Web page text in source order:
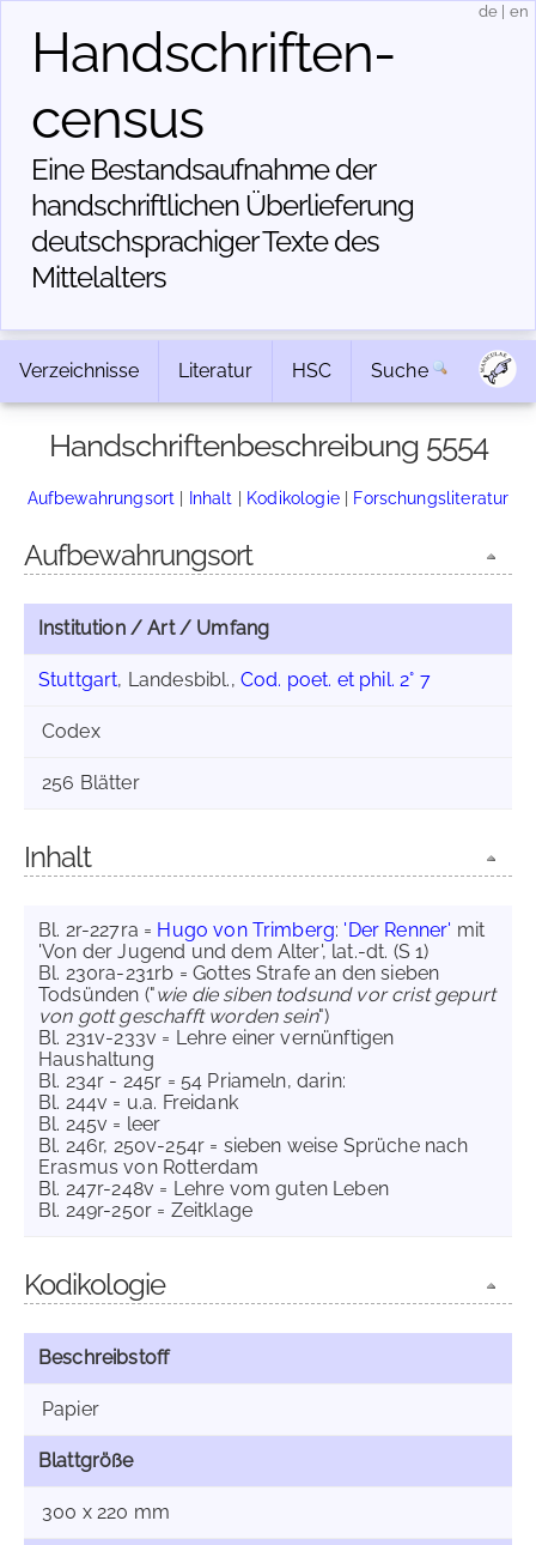
Handschriften­
census
Eine Bestandsaufnahme der
handschriftlichen Über­lieferung
deutschsprachiger Texte des
Mittelalters
de en
Verzeichnisse Literatur HSC Suche
Handschriftenbeschreibung 5554
Aufbewahrungsort | Inhalt | Kodikologie| Forschungsliteratur
Aufbewahrungsort
Institution / Art / Umfang
Stuttgart, Landesbibl., Cod. poet. et phil. 2° 7
Codex
256 Blätter
Inhalt
Bl. 2r-227ra = Hugo von Trimberg: 'Der Renner' mit
'Von der Jugend und dem Alter', lat.-dt. (S 1)
Bl. 230ra-231rb = Gottes Strafe an den sieben
Todsünden ("wie die siben todsund vor crist gepurt
von gott geschafft worden sein")
Bl. 231v-233v = Lehre einer vernünftigen
Haushaltung
Bl. 234r - 245r = 54 Priameln, darin:
Bl. 244v = u.a. Freidank
Bl. 245v = leer
Bl. 246r, 250v-254r = sieben weise Sprüche nach
Erasmus von Rotterdam
Bl. 247r-248v = Lehre vom guten Leben
Bl. 249r-250r = Zeitklage
Kodikologie
Beschreibstoff
Papier
Blattgröße
300 x 220 mm